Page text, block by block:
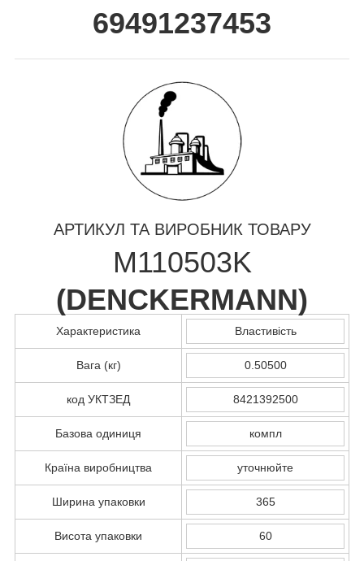
69491237453
АРТИКУЛ ТА ВИРОБНИК ТОВАРУ
M110503K
(DENCKERMANN)
Характеристика Властивість
Вага (кг) 0.50500
код УКТЗЕД 8421392500
Базова одиниця компл
Країна виробництва уточнюйте
Ширина упаковки 365
Висота упаковки 60